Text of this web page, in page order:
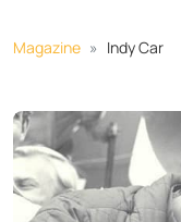
Magazine Indy Car